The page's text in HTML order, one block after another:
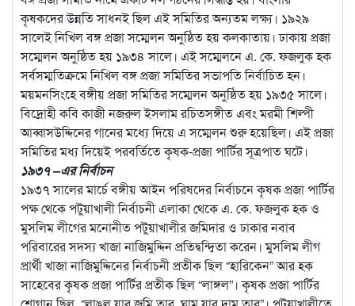
কৃষকদের উন্নতি সাধনই ছিল এই সমিতির অন্যতম লক্ষ্য। ১৯২৯
সালেই নিখিল বঙ্গ প্রজা সম্মেলন অনুষ্ঠিত হয় কলকাতায়। ঢাকায় প্রজা
সম্মেলন অনুষ্ঠিত হয় ১৯৩৪ সালে। এই সম্মেলনে এ. কে. ফজলুক হক
সর্বসম্মতিক্রমে নিখিল বঙ্গ প্রজা সমিতির সভাপতি নির্বাচিত হন।
ময়মনসিংহে বঙ্গীয় প্রজা সমিতির সম্মেলন অনুষ্ঠিত হয় ১৯৩৫ সালে।
বিদ্রোহী কবি কাজী নজরুল ইসলাম রচিতসঙ্গীত এবং মরমী শিল্পী
আব্বাসউদ্দিনের গানের মধ্যে দিয়ে এ সম্মেলন শুরু হয়েছিল। এই প্রজা
সমিতির মধ্য দিয়েই পরবর্তিতে কৃষক-প্রজা পার্টির সূত্রপাত ঘটে।
১৯৩৭ –এর নির্বাচন
১৯৩৭ সালের মার্চে বঙ্গীয় আইন পরিষদের নির্বাচনে কৃষক প্রজা পার্টির
পক্ষ থেকে পটুয়াখালী নির্বাচনী এলাকা থেকে এ. কে. ফজলুক হক ও
মুসলিম লীগের মনোনীত পটুয়াখালীর জমিদার ও ঢাকার নবাব
পরিবারের সদস্য খাজা নাজিমুদ্দিন প্রতিদ্বন্দ্বিতা করেন। মুসলিম লীগ
প্রার্থী খাজা নাজিমুদ্দিনের নির্বাচনী প্রতীক ছিল “হারিকেন” আর হক
সাহেবের কৃষক প্রজা পার্টির প্রতীক ছিল “লাঙ্গল”। কৃষক প্রজা পার্টির